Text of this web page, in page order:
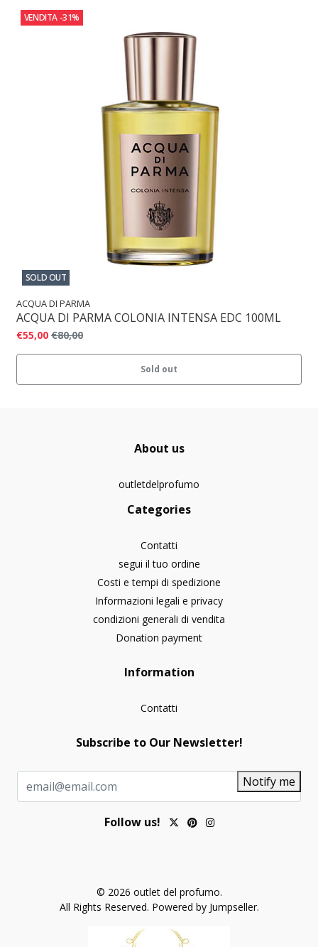
VENDITA -31%
SOLD OUT
ACQUA DI PARMA
ACQUA DI PARMA COLONIA INTENSA EDC 100ML
€55,00 €80,00
Sold out
About us
outletdelprofumo
Categories
Contatti
segui il tuo ordine
Costi e tempi di spedizione
Informazioni legali e privacy
condizioni generali di vendita
Donation payment
Information
Contatti
Subscribe to Our Newsletter!
Notify me
Follow us!
© 2026 outlet del profumo.
All Rights Reserved. Powered by Jumpseller.